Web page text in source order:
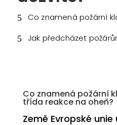
Co znamená požární
Jak předcházet
Co znamená požární
třída reakce na oheň?
Země Evropské